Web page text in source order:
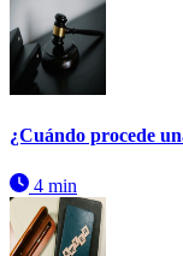
¿Cuándo procede
4 min